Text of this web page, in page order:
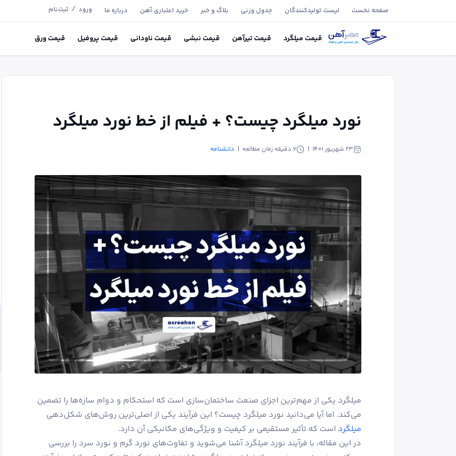
صفحه نخست لیست تولید‌کنندگان جدول وزنی بلاگ و خبر خرید اعتباری آهن درباره ما ورود / ثبت‌نام
قیمت میلگرد قیمتتیر‌آهن قیمت نبشی قیمت ناودانی قیمت پروفیل قیمتورق
نورد میلگرد چیست؟ + فیلم از خط نورد میلگرد
۲۳ شهریور ۱۴۰۱ 7 دقیقه زمان مطالعه دانشنامه
میلگرد یکی از مهم‌ترین اجزای صنعت ساختمان‌سازی است که استحکام و دوام سازه‌ها را تضمین
می‌کند. اما آیا می‌دانید نورد میلگرد چیست؟ این فرآیند یکی از اصلی‌ترین روش‌های شکل‌دهی
میلگرد است که تأثیر مستقیمی بر کیفیت و ویژگی‌های مکانیکی آن دارد.
در این مقاله، با فرآیند نورد میلگرد آشنا می‌شوید و تفاوت‌های نورد گرم و نورد سرد را بررسی